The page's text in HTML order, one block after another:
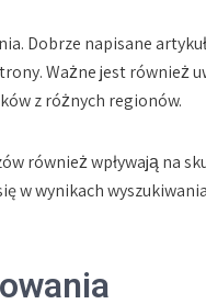
Dobrze napisane
Ważne jest również
z różnych regionów.
również wpływają na
w wynikach